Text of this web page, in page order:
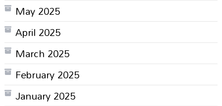
May 2025
April 2025
March 2025
February 2025
January 2025